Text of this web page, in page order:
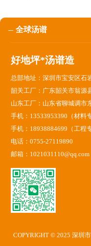
全球汤谱
好地坪*汤谱造
总部地址：深圳市宝安区石
韶关工厂：广东韶关市翁源
山东工厂：山东省聊城调市
手机：13533953390（材料
手机：18938884699（工程
电话：0755-27119890
邮箱：1021031110@qq.com
COPYRIGHT © 2025 深圳